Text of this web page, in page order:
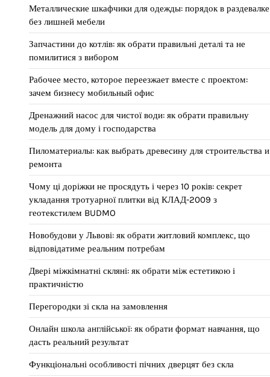
Металлические шкафчики для одежды: порядок в раздевалке
без лишней мебели
Запчастини до котлів: як обрати правильні деталі та не
помилитися з вибором
Рабочее место, которое переезжает вместе с проектом:
зачем бизнесу мобильный офис
Дренажний насос для чистої води: як обрати правильну
модель для дому і господарства
Пиломатериалы: как выбрать древесину для строительства и
ремонта
Чому ці доріжки не просядуть і через 10 років: секрет
укладання тротуарної плитки від КЛАД-2009 з
геотекстилем BUDMO
Новобудови у Львові: як обрати житловий комплекс, що
відповідатиме реальним потребам
Двері міжкімнатні скляні: як обрати між естетикою і
практичністю
Перегородки зі скла на замовлення
Онлайн школа англійської: як обрати формат навчання, що
дасть реальний результат
Функціональні особливості пічних дверцят без скла